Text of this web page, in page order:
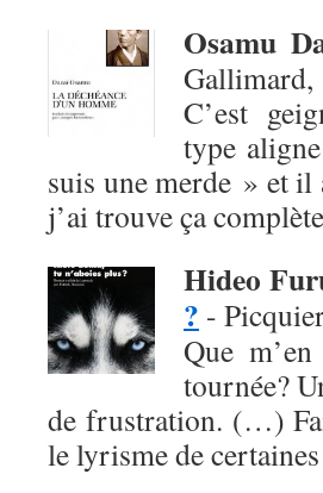
Osamu
Gallimard,
C’est
type
suis une merde » et
j’ai trouve ça
Hideo
? -
Que
tournée?
de frustration. (…)
le lyrisme de